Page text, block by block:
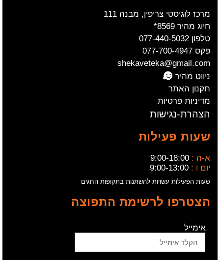
מרכז לוגיסטי צריפין, מבנה 111
חיוג מהיר 8569*
טלפון 077-440-5032
פקס 077-700-4947
shekaveteka@gmail.com
ניווט מהיר
תקנון האתר
מדיניות פרטיות
הצהרת-נגישות
שעות פעילות
א-ה : 9:00-18:00
יום ו : 9:00-13:00
שעות הפעילות עשויות להשתנות בתקופות החגים
הצטרפו לרשימת התפוצה
אימייל